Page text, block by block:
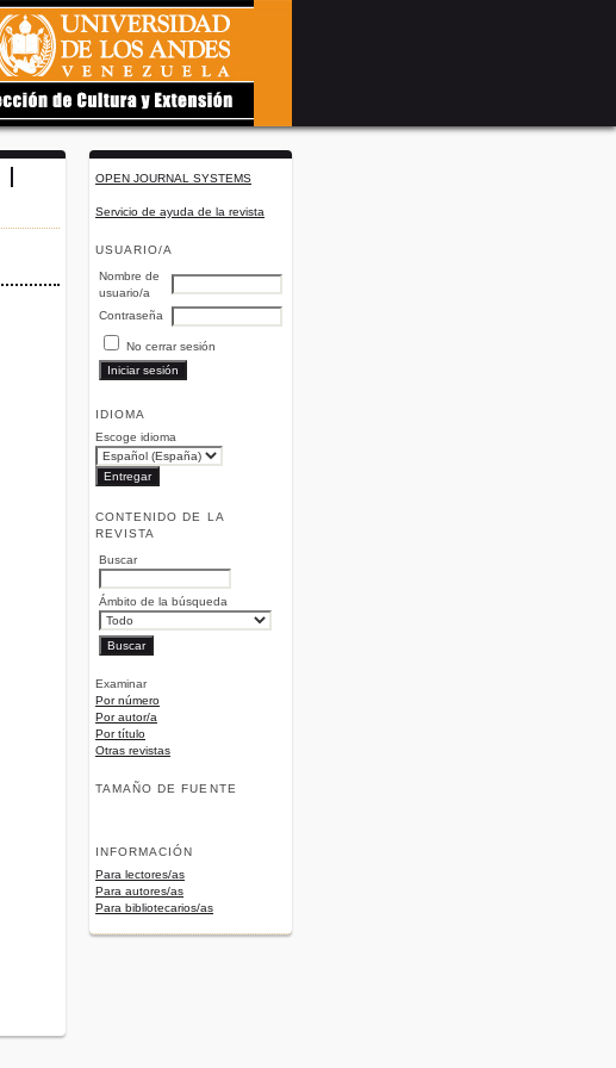
OPEN JOURNAL SYSTEMS
Servicio de ayuda de la revista
USUARIO/A
Nombre de
usuario/a
Contraseña
No cerrar sesión
IDIOMA
Escoge idioma
CONTENIDO DE LA
REVISTA
Buscar
Ámbito de la búsqueda
Examinar
Por número
Por autor/a
Por título
Otras revistas
TAMAÑO DE FUENTE
INFORMACIÓN
Para lectores/as
Para autores/as
Para bibliotecarios/as